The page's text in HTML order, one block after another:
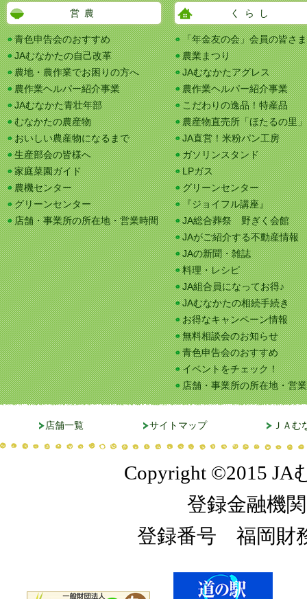
営農
青色申告会のおすすめ
JAむなかたの自己改革
農地・農作業でお困りの方へ
農作業ヘルパー紹介事業
JAむなかた青壮年部
むなかたの農産物
おいしい農産物になるまで
生産部会の皆様へ
家庭菜園ガイド
農機センター
グリーンセンター
店舗・事業所の所在地・営業時間
くらし
「年金友の会」会員の皆さ
農業まつり
JAむなかたアグレス
農作業ヘルパー紹介事業
こだわりの逸品！特産品
農産物直売所「ほたるの里」
JA直営！米粉パン工房
ガソリンスタンド
LPガス
グリーンセンター
『ジョイフル講座』
JA総合葬祭 野ぎく会館
JAがご紹介する不動産情報
JAの新聞・雑誌
料理・レシピ
JA組合員になってお得♪
JAむなかたの相続手続き
お得なキャンペーン情報
無料相談会のお知らせ
青色申告会のおすすめ
イベントをチェック！
店舗・事業所の所在地・営
店舗一覧 サイトマップ ＪＡ
Copyright ©2015 JA
登録金融機
登録番号 福岡財